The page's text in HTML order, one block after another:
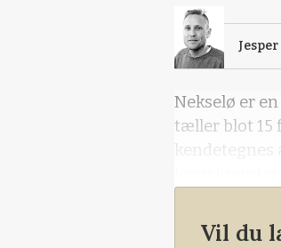
Nekselø er
tæller blot 15
kendetegnes
Vil du